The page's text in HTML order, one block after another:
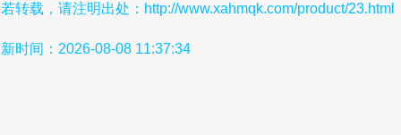
转载，请注明出处：http://www.xahmqk.com/product/23.html
时间：2026-08-08 11:37:34